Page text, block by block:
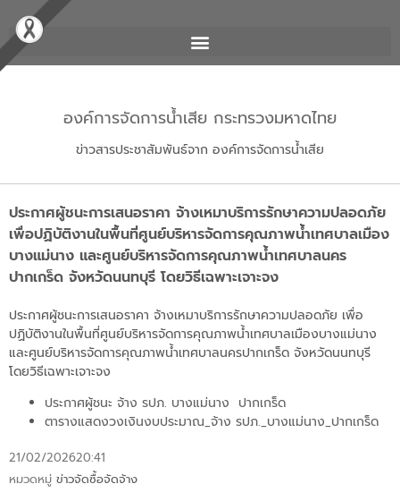
องค์การจัดการน้ำเสีย กระทรวงมหาดไทย
ข่าวสารประชาสัมพันธ์จาก องค์การจัดการน้ำเสีย
ประกาศผู้ชนะการเสนอราคา จ้างเหมาบริการรักษาความปลอดภัย
เพื่อปฏิบัติงานในพื้นที่ศูนย์บริหารจัดการคุณภาพน้ำเทศบาลเมือง
บางแม่นาง และศูนย์บริหารจัดการคุณภาพน้ำเทศบาลนคร
ปากเกร็ด จังหวัดนนทบุรี โดยวิธีเฉพาะเจาะจง
ประกาศผู้ชนะการเสนอราคา จ้างเหมาบริการรักษาความปลอดภัย เพื่อ
ปฏิบัติงานในพื้นที่ศูนย์บริหารจัดการคุณภาพน้ำเทศบาลเมืองบางแม่นาง
และศูนย์บริหารจัดการคุณภาพน้ำเทศบาลนครปากเกร็ด จังหวัดนนทบุรี
โดยวิธีเฉพาะเจาะจง
ประกาศผู้ชนะ จ้าง รปภ. บางแม่นาง ปากเกร็ด
ตารางแสดงวงเงินงบประมาณ_จ้าง รปภ._บางแม่นาง_ปากเกร็ด
21/02/202620:41
หมวดหมู่ ข่าวจัดซื้อจัดจ้าง